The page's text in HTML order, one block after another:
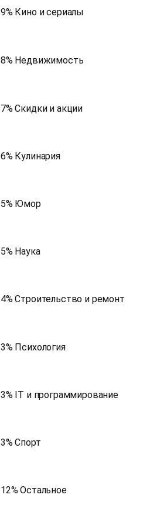
9% Кино и сериалы
8% Недвижимость
7% Скидки и акции
6% Кулинария
5% Юмор
5% Наука
4% Строительство и ремонт
3% Психология
3% IT и программирование
3% Спорт
12% Остальное